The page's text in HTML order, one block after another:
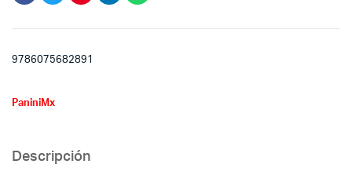
9786075682891
PaniniMx
Descripción